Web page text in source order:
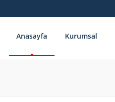
Anasayfa Kurumsal